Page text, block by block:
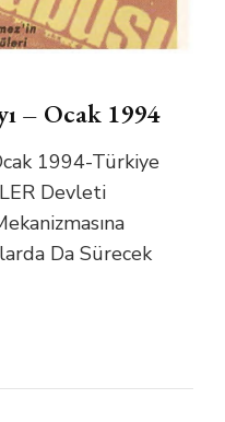
– Ocak 1994
1994-Türkiye
Devleti
Da Sürecek